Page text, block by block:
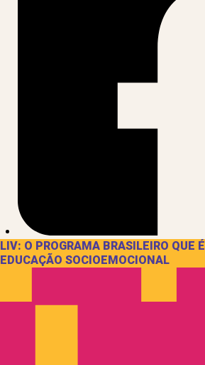
LIV: O PROGRAMA BRASILEIRO QUE
EDUCAÇÃO SOCIOEMOCIONAL